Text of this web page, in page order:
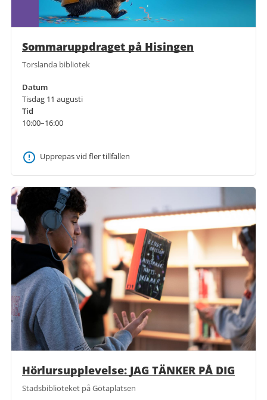
Sommaruppdraget på Hisingen
Torslanda bibliotek
Datum
Tisdag 11 augusti
Tid
10:00–16:00
Upprepas vid fler tillfällen
Hörlursupplevelse: JAG TÄNKER PÅ DIG
Stadsbiblioteket på Götaplatsen